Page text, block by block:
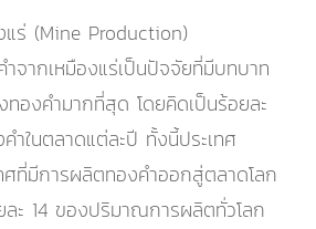
แร่ (Mine Production)
จากเหมืองแร่เป็นปัจจัยที่มีบทบาท
องคำมากที่สุด โดยคิดเป็นร้อยละ
ในตลาดแต่ละปี ทั้งนี้ประเทศ
ศที่มีการผลิตทองคำออกสู่ตลาดโลก
ะ 14 ของปริมาณการผลิตทั่วโลก